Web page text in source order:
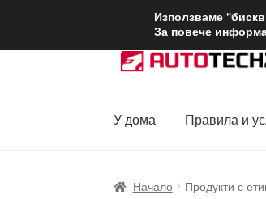
Skip
to
Skip
to
У дома Правила и
Начало Продукти с
Използваме
За повече